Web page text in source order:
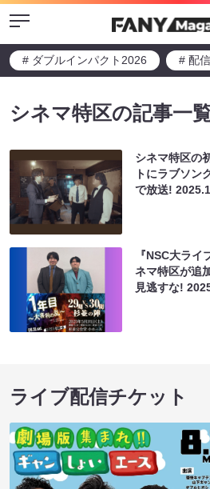
Menu
# ダブルインパクト2026 # 配
シネマ特区の記事一
シネマ特区の
トにラブソン
で放送!
『NSC大ラ
ネマ特区が追
見逃すな!
ライブ配信チケット